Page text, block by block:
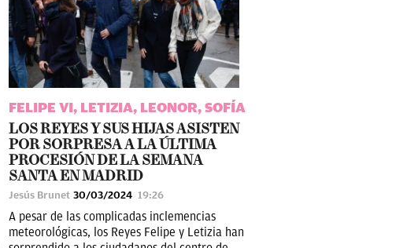
FELIPE VI, LETIZIA, LEONOR, SOFÍA
LOS REYES Y SUS HIJAS ASISTEN
POR SORPRESA A LA ÚLTIMA
PROCESIÓN DE LA SEMANA
SANTA EN MADRID
Jesús Brunet 30/03/2024 19:26
A pesar de las complicadas inclemencias
meteorológicas, los Reyes Felipe y Letizia han